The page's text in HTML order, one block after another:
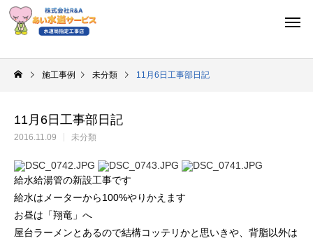
施工事例 未分類 11月6日工事部日記
11月6日工事部日記
2016.11.09 未分類
給水給湯管の新設工事です
給水はメーターから100%やりかえます
お昼は「翔竜」へ
屋台ラーメンとあるので結構コッテリかと思いきや、背脂以外は